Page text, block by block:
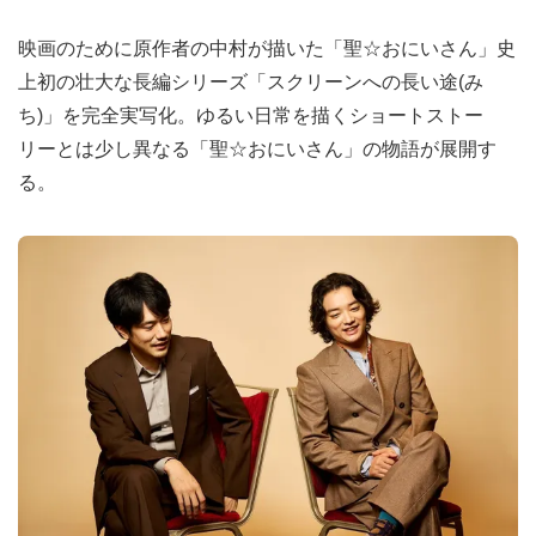
映画のために原作者の中村が描いた「聖☆おにいさん」史
上初の壮大な長編シリーズ「スクリーンへの長い途(み
ち)」を完全実写化。ゆるい日常を描くショートストー
リーとは少し異なる「聖☆おにいさん」の物語が展開す
る。